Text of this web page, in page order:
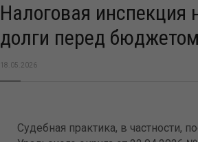
Налоговая инспекция
долги перед бюджетом
18.05.2026
Судебная практика, в частности,